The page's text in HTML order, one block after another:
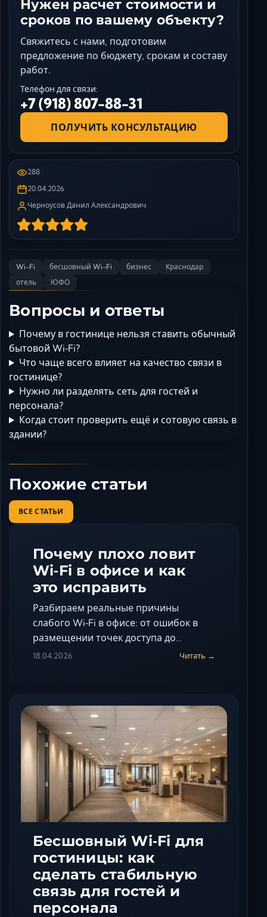
Нужен расчет стоимости и
сроков по вашему объекту?
Свяжитесь с нами, подготовим
предложение по бюджету, срокам и составу
работ.
Телефон для связи:
+7 (918) 807-88-31
ПОЛУЧИТЬ КОНСУЛЬТАЦИЮ
288
20.04.2026
Черноусов Данил Александрович
Wi-Fi бесшовный Wi-Fi бизнес
Краснодар
отель
ЮФО
Вопросы и ответы
Почему в гостинице нельзя ставить обычный
бытовой Wi‑Fi?
Что чаще всего влияет на качество связи в
гостинице?
Нужно ли разделять сеть для гостей и
персонала?
Когда стоит проверить ещё и сотовую связь в
здании?
Похожие статьи
ВСЕ СТАТЬИ
Почему плохо ловит
Wi‑Fi в офисе и как
это исправить
Разбираем реальные причины
слабого Wi‑Fi в офисе: от ошибок в
размещении точек доступа до…
18.04.2026 Читать →
Бесшовный Wi‑Fi для
гостиницы: как
сделать стабильную
связь для гостей и
персонала